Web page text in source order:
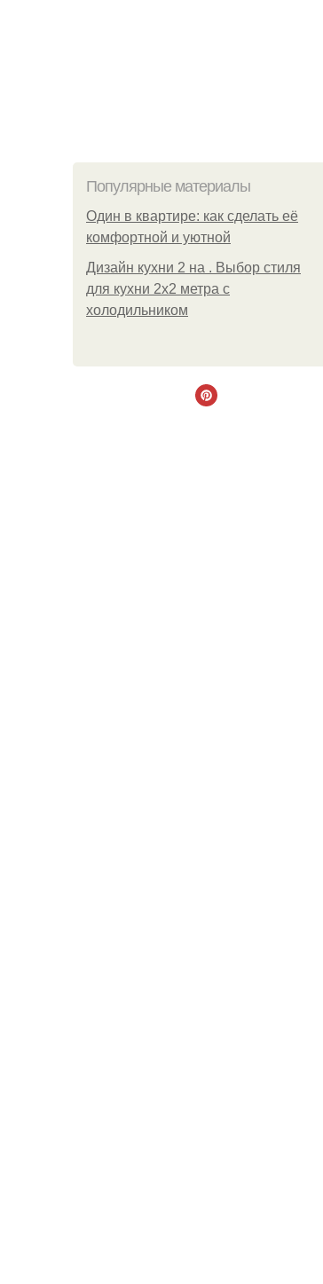
Популярные материалы
Один в квартире: как сделать её
комфортной и уютной
Дизайн кухни 2 на . Выбор стиля
для кухни 2х2 метра с
холодильником